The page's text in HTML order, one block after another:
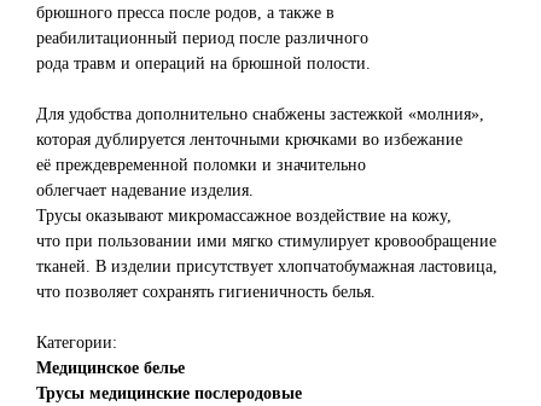
брюшного пресса после родов, а также в
реабилитационный период после различного
рода травм и операций на брюшной полости.
Для удобства дополнительно снабжены застежкой «молния»,
которая дублируется ленточными крючками во избежание
её преждевременной поломки и значительно
облегчает надевание изделия.
Трусы оказывают микромассажное воздействие на кожу,
что при пользовании ими мягко стимулирует кровообращение
тканей. В изделии присутствует хлопчатобумажная ластовица,
что позволяет сохранять гигиеничность белья.
Категории:
Медицинское белье
Трусы медицинские послеродовые